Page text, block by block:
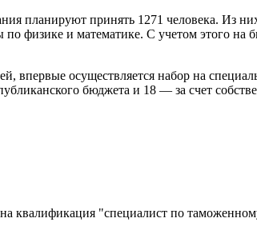
планируют принять 1271 человека. Из
физике и математике. С учетом этого на
впервые осуществляется набор на
бюджета и 18 — за счет
квалификация "специалист по